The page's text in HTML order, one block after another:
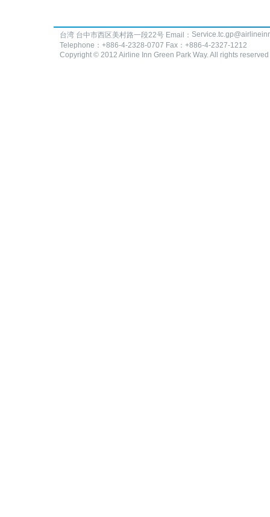
台湾 台中市西区美村路一段22号 Email：
Telephone：+886-4-2328-0707 Fax：+886-4-2327-1212
Copyright © 2012 Airline Inn Green Park Way. All rights reserved